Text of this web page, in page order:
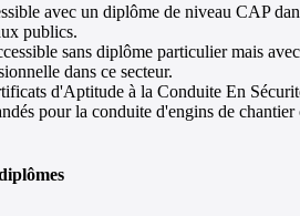
avec un diplôme de niveau CAP
publics.
sans diplôme particulier mais
dans ce secteur.
d'Aptitude à la Conduite En
pour la conduite d'engins de chantier